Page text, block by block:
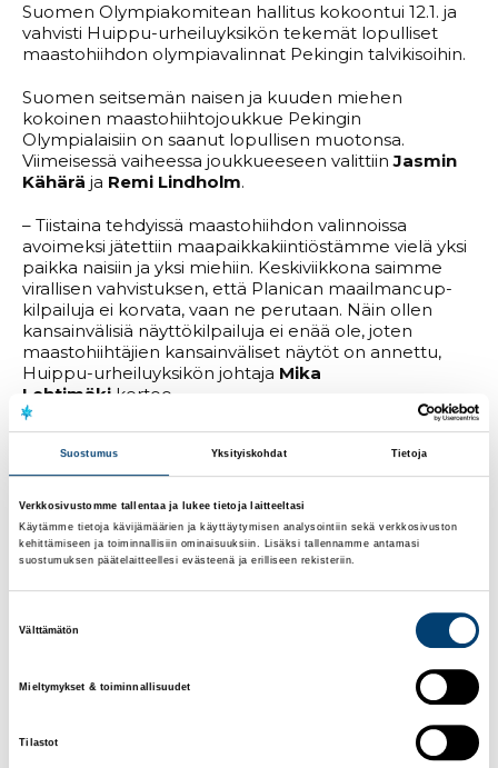
Suostumus Yksityiskohdat Tietoja
Verkkosivustomme tallentaa ja lukee tietoja laitteeltasi
Käytämme tietoja kävijämäärien ja käyttäytymisen analysointiin sekä verkkosivuston
kehittämiseen ja toiminnallisiin ominaisuuksiin. Lisäksi tallennamme antamasi
suostumuksen päätelaitteellesi evästeenä ja erilliseen rekisteriin.
Välttämätön
Mieltymykset & toiminnallisuudet
Tilastot
Suomen Olympiakomitean hallitus kokoontui 12.1. ja
vahvisti Huippu-urheiluyksikön tekemät lopulliset
maastohiihdon olympiavalinnat Pekingin talvikisoihin.
Suomen seitsemän naisen ja kuuden miehen
kokoinen maastohiihtojoukkue Pekingin
Olympialaisiin on saanut lopullisen muotonsa.
Viimeisessä vaiheessa joukkueeseen valittiinJasmin
Kähärä ja Remi Lindholm.
– Tiistaina tehdyissä maastohiihdon valinnoissa
avoimeksi jätettiin maapaikkakiintiöstämme vielä yksi
paikka naisiin ja yksi miehiin. Keskiviikkona saimme
virallisen vahvistuksen, että Planican maailmancup-
kilpailuja ei korvata, vaan ne perutaan. Näin ollen
kansainvälisiä näyttökilpailuja ei enää ole, joten
maastohiihtäjien kansainväliset näytöt on annettu,
Huippu-urheiluyksikön johtaja Mika
Lehtimäki kertoo.
Suomen kisajoukkue saa lopullisen muotonsa 24.
tammikuuta, jolloin tehdään loput valinnat. Joukkue
on muodostumassa noin 90 urheilijan kokoiseksi.
24:nnet talviolympialaiset kilpaillaan Kiinan Pekingissä
4.-20. helmikuuta.
Lähde: Olympiakomitea
OLYMPIALAISIIN
Anne Kyllönen
Katri Lylynperä